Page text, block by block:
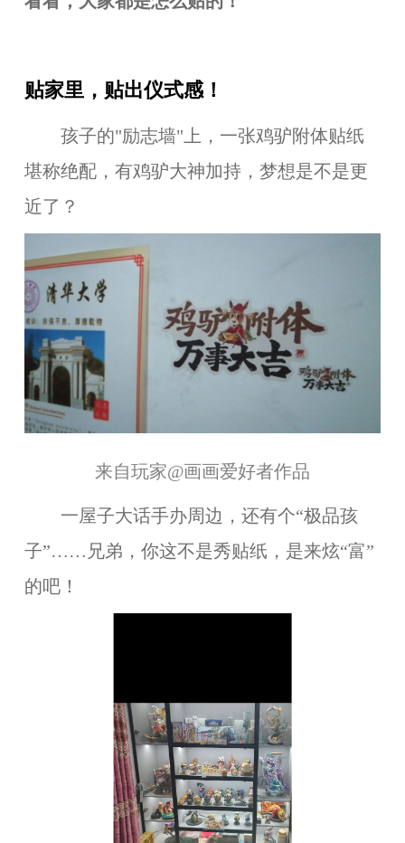
贴家里，贴出仪式感！
孩子的"励志墙"上，一张鸡驴附体贴纸
堪称绝配，有鸡驴大神加持，梦想是不是更
近了？
来自玩家@画画爱好者作品
一屋子大话手办周边 ，还有个“极品孩
子”……兄弟，你这不是秀贴纸，是来炫“富”
的吧！